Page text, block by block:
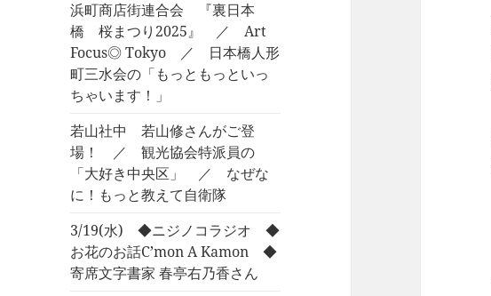
浜町商店街連合会 『裏日本
橋 桜まつり2025』 ／ Art
Focus◎ Tokyo ／ 日本橋人形
町三水会の「もっともっといっ
ちゃいます！」
若山社中 若山修さんがご登
場！ ／ 観光協会特派員の
「大好き中央区」 ／ なぜな
に！もっと教えて自衛隊
3/19(水) ◆ニジノコラジオ ◆
お花のお話C’mon A Kamon ◆
寄席文字書家 春亭右乃香さん